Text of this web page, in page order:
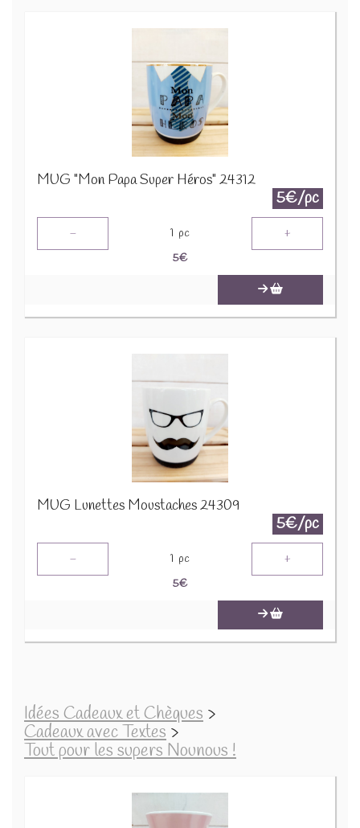
MUG "Mon Papa Super Héros" 24312
5€/pc
- 1 pc +
5€
MUG Lunettes Moustaches 24309
5€/pc
- 1 pc +
5€
Idées Cadeaux et Chèques >
Cadeaux avec Textes >
Tout pour les supers Nounous !